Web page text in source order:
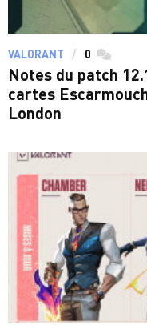
VALORANT 0
Notes du patch
cartes
London